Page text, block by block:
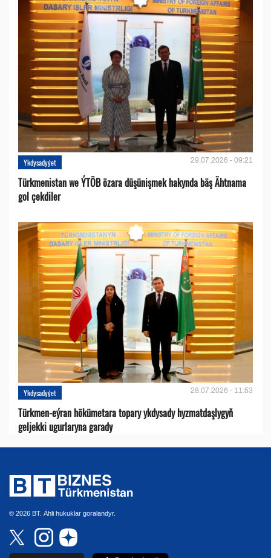
Ykdysadyýet 29.07.2026 - 09:21
Türkmenistan we ÝTÖB özara düşünişmek hakynda bäş Ähtnama
gol çekdiler
Ykdysadyýet 28.07.2026 - 11:53
Türkmen-eýran hökümetara topary ykdysady hyzmatdaşlygyň
geljekki ugurlaryna garady
© 2026 BT. Ähli hukuklar goralandyr.